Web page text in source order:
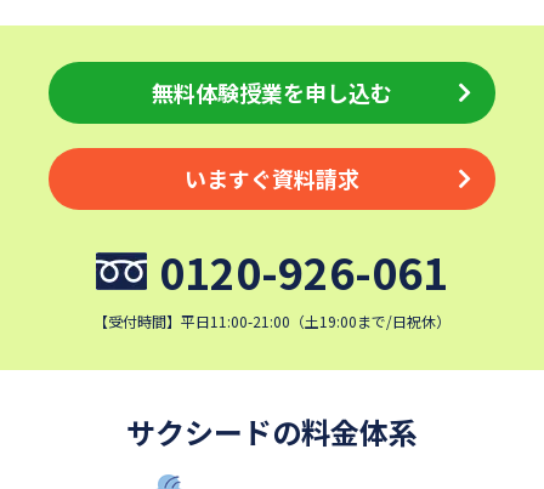
日本大学中学校
麗澤中学校
同志社香里中学校
埼玉栄中学校
城北埼玉中学校
浦和ルーテル学院中学校
昭和学院中学校
東京女学館中学校
目黒日本大学中学校
関東学院中学校
星野学園中学校
かえつ有明中学校
浜中学校
カリタス女子中学校
東京電機大学中学校
無料体験授業を申し込む
いますぐ資料請求
0120-926-061
【受付時間】平日11:00-21:00（土19:00まで/日祝休）
サクシードの料金体系